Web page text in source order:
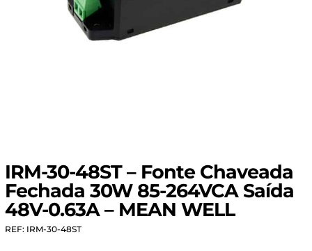
IRM-30-48ST – Fonte Chaveada
Fechada 30W 85-264VCA Saída
48V-0.63A – MEAN WELL
REF: IRM-30-48ST